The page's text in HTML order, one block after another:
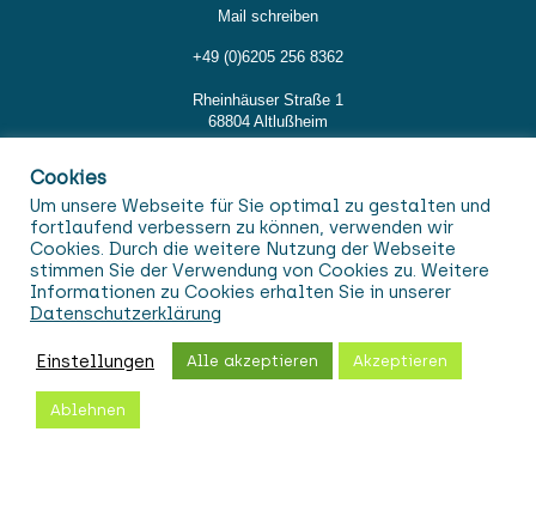
Mail schreiben
+49 (0)6205 256 8362
Rheinhäuser Straße 1
68804 Altlußheim
Impressum
Datenschutz
AGB
Cookies
Um unsere Webseite für Sie optimal zu gestalten und
fortlaufend verbessern zu können, verwenden wir
Cookies. Durch die weitere Nutzung der Webseite
stimmen Sie der Verwendung von Cookies zu. Weitere
Informationen zu Cookies erhalten Sie in unserer
Datenschutzerklärung
Einstellungen Alle akzeptieren Akzeptieren
Ablehnen